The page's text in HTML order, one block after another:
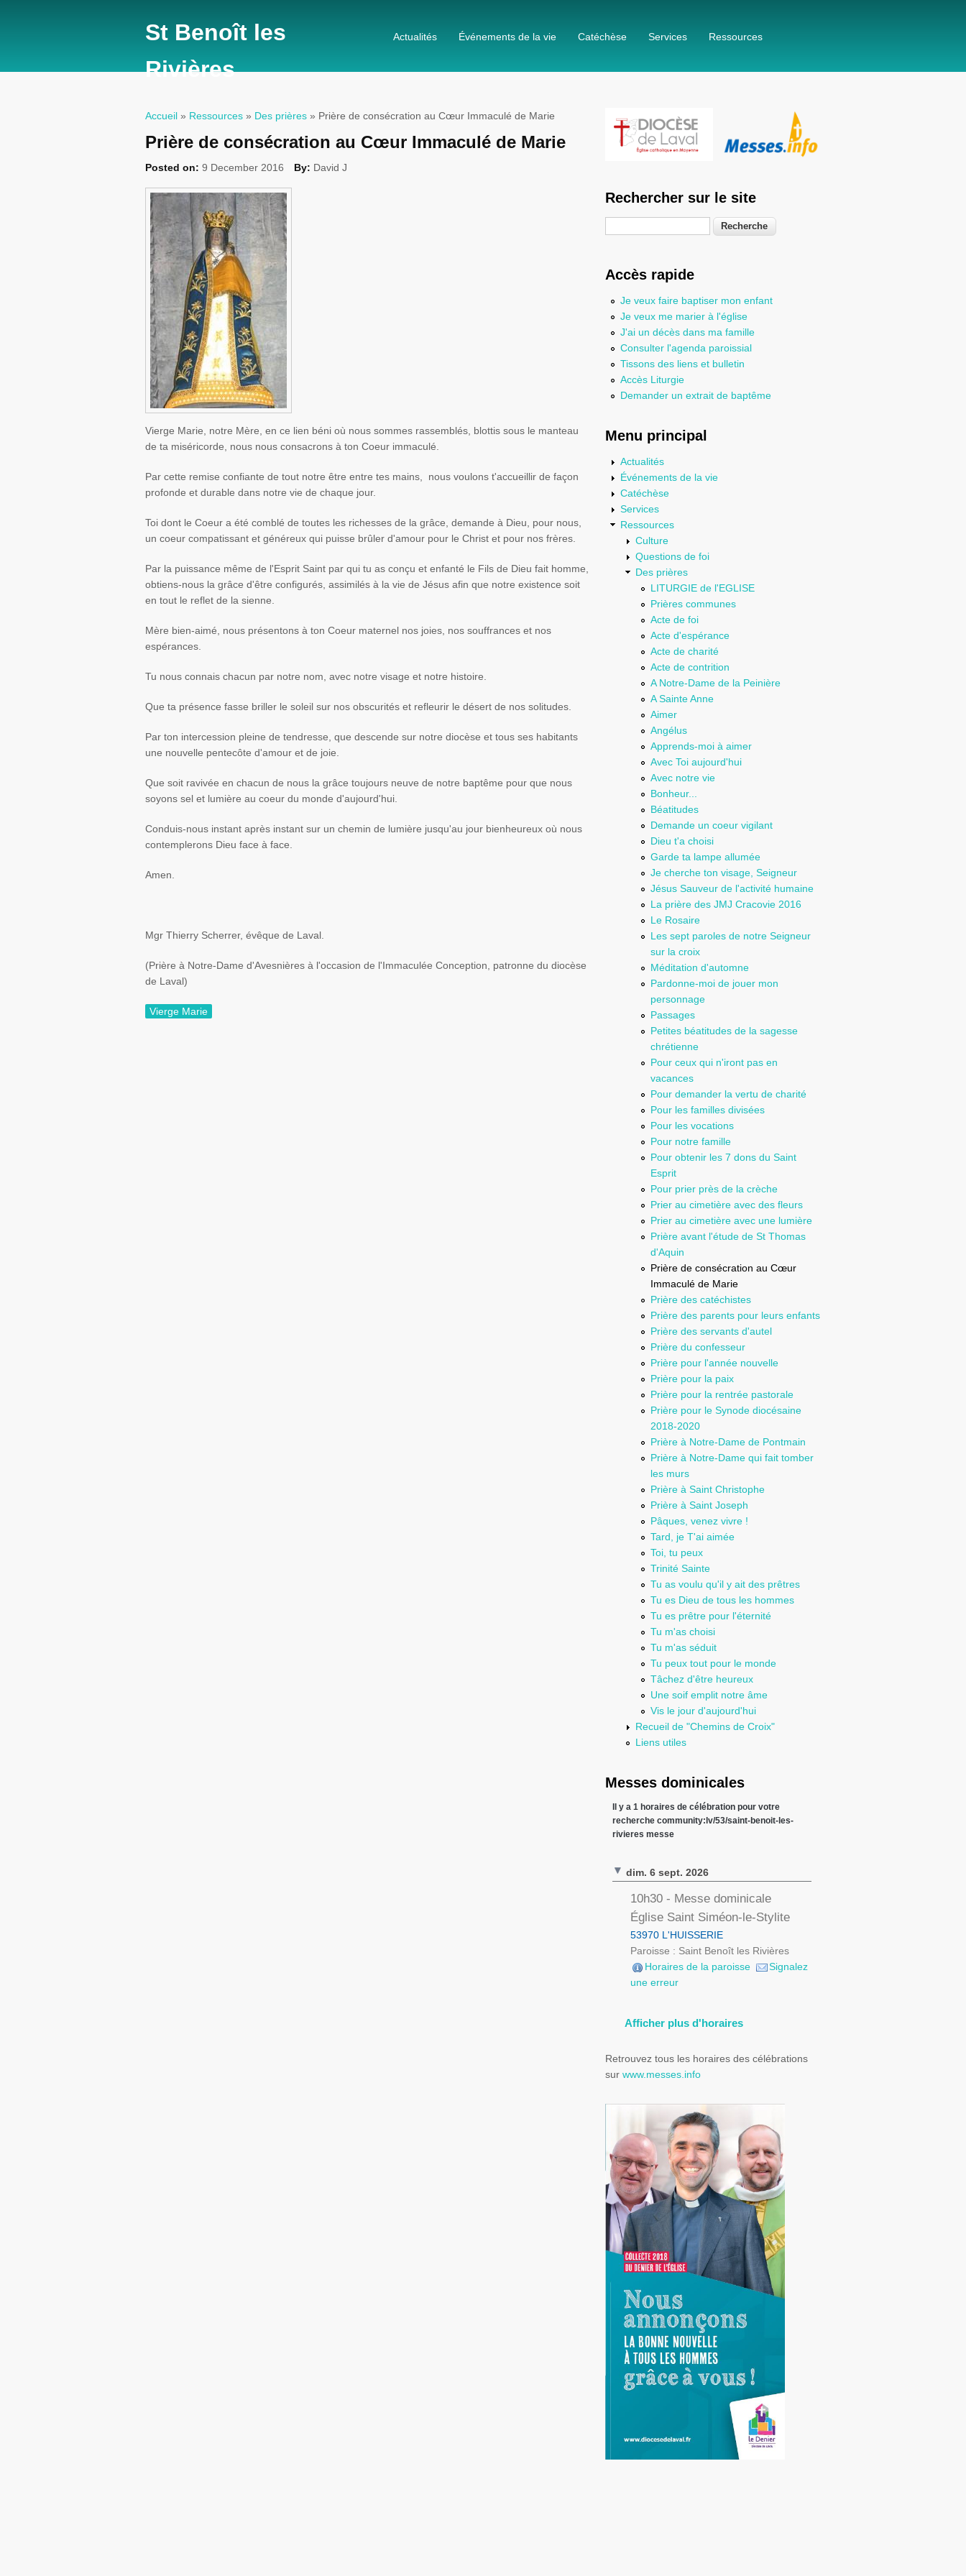
St Benoît les
Rivières
Actualités Événements de la vie Catéchèse Services Ressources
Vous êtes ici
Accueil » Ressources » Des prières » Prière de consécration au Cœur Immaculé de Marie
Prière de consécration au Cœur Immaculé de Marie
Posted on: 9 December 2016 By: David J
Vierge Marie, notre Mère, en ce lien béni où nous sommes rassemblés, blottis sous le manteau
de ta miséricorde, nous nous consacrons à ton Coeur immaculé.
Par cette remise confiante de tout notre être entre tes mains, nous voulons t'accueillir de façon
profonde et durable dans notre vie de chaque jour.
Toi dont le Coeur a été comblé de toutes les richesses de la grâce, demande à Dieu, pour nous,
un coeur compatissant et généreux qui puisse brûler d'amour pour le Christ et pour nos frères.
Par la puissance même de l'Esprit Saint par qui tu as conçu et enfanté le Fils de Dieu fait homme,
obtiens-nous la grâce d'être configurés, assimilés à la vie de Jésus afin que notre existence soit
en tout le reflet de la sienne.
Mère bien-aimé, nous présentons à ton Coeur maternel nos joies, nos souffrances et nos
espérances.
Tu nous connais chacun par notre nom, avec notre visage et notre histoire.
Que ta présence fasse briller le soleil sur nos obscurités et refleurir le désert de nos solitudes.
Par ton intercession pleine de tendresse, que descende sur notre diocèse et tous ses habitants
une nouvelle pentecôte d'amour et de joie.
Que soit ravivée en chacun de nous la grâce toujours neuve de notre baptême pour que nous
soyons sel et lumière au coeur du monde d'aujourd'hui.
Conduis-nous instant après instant sur un chemin de lumière jusqu'au jour bienheureux où nous
contemplerons Dieu face à face.
Amen.
Mgr Thierry Scherrer, évêque de Laval.
(Prière à Notre-Dame d'Avesnières à l'occasion de l'Immaculée Conception, patronne du diocèse
de Laval)
Vierge Marie
Rechercher sur le site
Accès rapide
Je veux faire baptiser mon enfant
Je veux me marier à l'église
J'ai un décès dans ma famille
Consulter l'agenda paroissial
Tissons des liens et bulletin
Accès Liturgie
Demander un extrait de baptême
Menu principal
Actualités
Événements de la vie
Catéchèse
Services
Ressources
Culture
Questions de foi
Des prières
LITURGIE de l'EGLISE
Prières communes
Acte de foi
Acte d'espérance
Acte de charité
Acte de contrition
A Notre-Dame de la Peinière
A Sainte Anne
Aimer
Angélus
Apprends-moi à aimer
Avec Toi aujourd'hui
Avec notre vie
Bonheur...
Béatitudes
Demande un coeur vigilant
Dieu t'a choisi
Garde ta lampe allumée
Je cherche ton visage, Seigneur
Jésus Sauveur de l'activité humaine
La prière des JMJ Cracovie 2016
Le Rosaire
Les sept paroles de notre Seigneur
sur la croix
Méditation d'automne
Pardonne-moi de jouer mon
personnage
Passages
Petites béatitudes de la sagesse
chrétienne
Pour ceux qui n'iront pas en
vacances
Pour demander la vertu de charité
Pour les familles divisées
Pour les vocations
Pour notre famille
Pour obtenir les 7 dons du Saint
Esprit
Pour prier près de la crèche
Prier au cimetière avec des fleurs
Prier au cimetière avec une lumière
Prière avant l'étude de St Thomas
d'Aquin
Prière de consécration au Cœur
Immaculé de Marie
Prière des catéchistes
Prière des parents pour leurs enfants
Prière des servants d'autel
Prière du confesseur
Prière pour l'année nouvelle
Prière pour la paix
Prière pour la rentrée pastorale
Prière pour le Synode diocésaine
2018-2020
Prière à Notre-Dame de Pontmain
Prière à Notre-Dame qui fait tomber
les murs
Prière à Saint Christophe
Prière à Saint Joseph
Pâques, venez vivre !
Tard, je T'ai aimée
Toi, tu peux
Trinité Sainte
Tu as voulu qu'il y ait des prêtres
Tu es Dieu de tous les hommes
Tu es prêtre pour l'éternité
Tu m'as choisi
Tu m'as séduit
Tu peux tout pour le monde
Tâchez d'être heureux
Une soif emplit notre âme
Vis le jour d'aujourd'hui
Recueil de "Chemins de Croix"
Liens utiles
Messes dominicales
Il y a 1 horaires de célébration pour votre
recherche community:lv/53/saint-benoit-les-
rivieres messe
dim. 6 sept. 2026
10h30 - Messe dominicale
Église Saint Siméon-le-Stylite
53970 L'HUISSERIE
Paroisse : Saint Benoît les Rivières
Horaires de la paroisse
Signalez
une erreur
Afficher plus d'horaires
Retrouvez tous les horaires des célébrations
sur www.messes.info